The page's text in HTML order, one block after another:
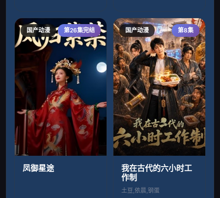
国产动漫 第26集完结
凤御星途
国产动漫 第8集
我在古代的六小时工
作制
土豆,依晨,钢蛋